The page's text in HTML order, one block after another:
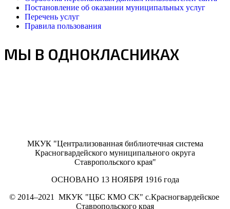
Постановление об оказании муниципальных услуг
Перечень услуг
Правила пользования
МЫ В ОДНОКЛАСНИКАХ
МКУК "Централизованная библиотечная система
Красногвардейского муниципального округа
Ставропольского края"
ОСНОВАНО 13 НОЯБРЯ 1916 года
© 2014–2021
МКУK "ЦБС КМО СК" с.Красногвардейское
Ставропольского края